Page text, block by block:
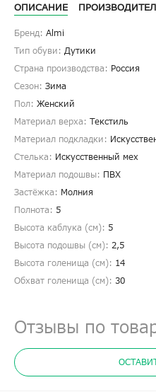
ОПИСАНИЕ
Бренд: Almi
Тип обуви: Дутики
Страна производства: Россия
Сезон: Зима
Пол: Женский
Материал верха: Текстиль
Материал подкладки:
Стелька: Искусственный мех
Материал подошвы: ПВХ
Застёжка: Молния
Полнота: 5
Высота каблука (см): 5
Высота подошвы (см): 2,5
Высота голенища (cм): 14
Обхват голенища (cм): 30
Отзывы по